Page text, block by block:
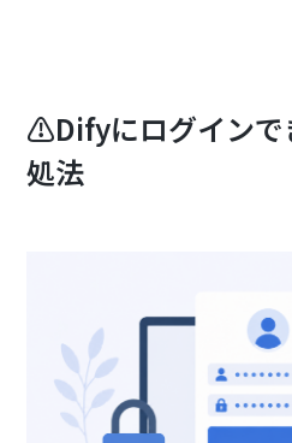
⚠️Difyにログインで
処法